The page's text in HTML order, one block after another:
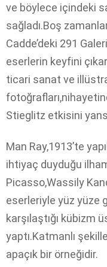
ve böylece içindeki
sağladı.Boş
Cadde’deki 291
eserlerin keyfini
ticari sanat ve
Stieglitz etkisini
Man Ray,1913’te
ihtiyaç duyduğu
Picasso,Wassily
eserleriyle yüz yüze
karşılaştığı kübizm
yaptı.Katmanlı
apaçık bir örneğidir.